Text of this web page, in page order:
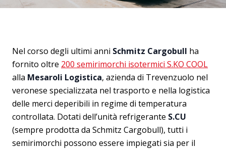
Nel corso degli ultimi anni Schmitz Cargobull ha
fornito oltre 200 semirimorchi isotermici S.KO COOL
alla Mesaroli Logistica, azienda di Trevenzuolo nel
veronese specializzata nel trasporto e nella logistica
delle merci deperibili in regime di temperatura
controllata. Dotati dell’unità refrigerante S.CU
(sempre prodotta da Schmitz Cargobull), tutti i
semirimorchi possono essere impiegati sia per il